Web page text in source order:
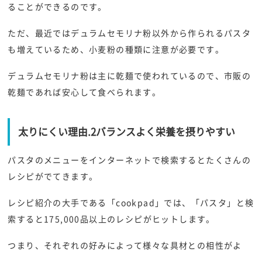
ることができるのです。
ただ、最近ではデュラムセモリナ粉以外から作られるパスタ
も増えているため、小麦粉の種類に注意が必要です。
デュラムセモリナ粉は主に乾麺で使われているので、市販の
乾麺であれば安心して食べられます。
太りにくい理由.2バランスよく栄養を摂りやすい
パスタのメニューをインターネットで検索するとたくさんの
レシピがでてきます。
レシピ紹介の大手である「cookpad」では、「パスタ」と検
索すると175,000品以上のレシピがヒットします。
つまり、それぞれの好みによって様々な具材との相性がよ